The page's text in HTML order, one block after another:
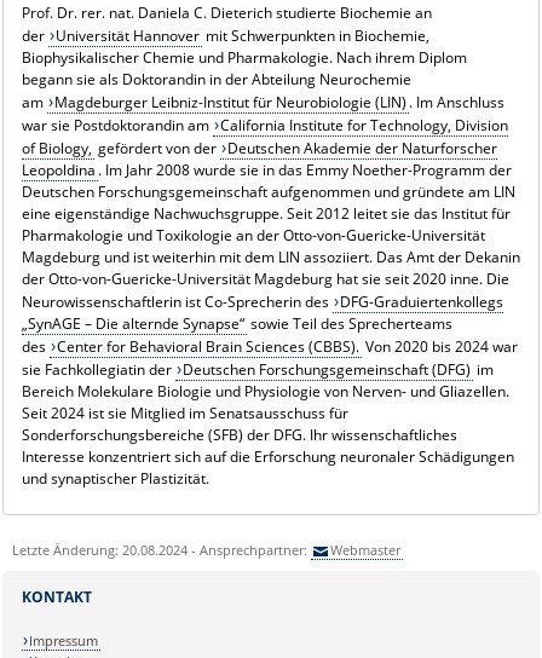
Prof. Dr. rer. nat. Daniela C. Dieterich studierte Biochemie an
der Universität Hannover mit Schwerpunkten in Biochemie,
Biophysikalischer Chemie und Pharmakologie. Nach ihrem Diplom
begann sie als Doktorandin in der Abteilung Neurochemie
am Magdeburger Leibniz-Institut für Neurobiologie (LIN) . Im Anschluss
war sie Postdoktorandin am California Institute for Technology, Division
of Biology, gefördert von der Deutschen Akademie der Naturforscher
Leopoldina . Im Jahr 2008 wurde sie in das Emmy Noether-Programm der
Deutschen Forschungsgemeinschaft aufgenommen und gründete am LIN
eine eigenständige Nachwuchsgruppe. Seit 2012 leitet sie das Institut für
Pharmakologie und Toxikologie an der Otto-von-Guericke-Universität
Magdeburg und ist weiterhin mit dem LIN assoziiert. Das Amt der Dekanin
der Otto-von-Guericke-Universität Magdeburg hat sie seit 2020 inne. Die
Neurowissenschaftlerin ist Co-Sprecherin des DFG-Graduiertenkollegs
„SynAGE – Die alternde Synapse“ sowie Teil des Sprecherteams
des Center for Behavioral Brain Sciences (CBBS). Von 2020 bis 2024 war
sie Fachkollegiatin der Deutschen Forschungsgemeinschaft (DFG) im
Bereich Molekulare Biologie und Physiologie von Nerven- und Gliazellen.
Seit 2024 ist sie Mitglied im Senatsausschuss für
Sonderforschungsbereiche (SFB) der DFG. Ihr wissenschaftliches
Interesse konzentriert sich auf die Erforschung neuronaler Schädigungen
und synaptischer Plastizität.
Letzte Änderung: 20.08.2024 - Ansprechpartner: Webmaster
KONTAKT
Impressum